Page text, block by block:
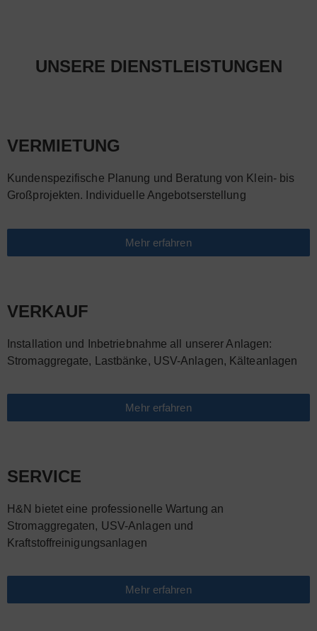
UNSERE DIENSTLEISTUNGEN
VERMIETUNG
Kundenspezifische Planung und Beratung von Klein- bis
Großprojekten. Individuelle Angebotserstellung
Mehr erfahren
VERKAUF
Installation und Inbetriebnahme all unserer Anlagen:
Stromaggregate, Lastbänke, USV-Anlagen, Kälteanlagen
Mehr erfahren
SERVICE
H&N bietet eine professionelle Wartung an
Stromaggregaten, USV-Anlagen und
Kraftstoffreinigungsanlagen
Mehr erfahren